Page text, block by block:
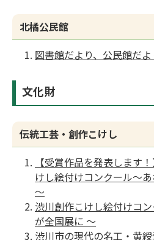
北橘公民館
図書館だより、公民館だ
文化財
伝統工芸・創作こけし
【受賞作品を発表します
けし絵付けコンクール～
～
渋川創作こけし絵付けコ
が全国展に ～
渋川市の現代の名工・黄綬